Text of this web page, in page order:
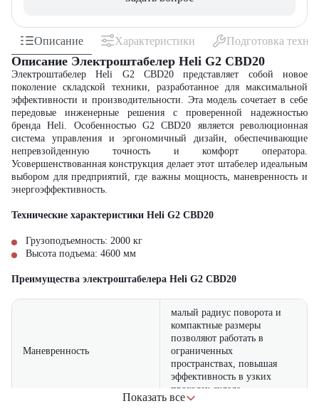
Описание Характеристики Подготовка
Описание Электроштабелер Heli G2 CBD20
Электроштабелер Heli G2 CBD20 представляет собой новое
поколение складской техники, разработанное для максимальной
эффективности и производительности. Эта модель сочетает в себе
передовые инженерные решения с проверенной надежностью
бренда Heli. Особенностью G2 CBD20 является революционная
система управления и эргономичный дизайн, обеспечивающие
непревзойденную точность и комфорт оператора.
Усовершенствованная конструкция делает этот штабелер идеальным
выбором для предприятий, где важны мощность, маневренность и
энергоэффективность.
Технические характеристики Heli G2 CBD20
Грузоподъемность: 2000 кг
Высота подъема: 4600 мм
Преимущества электроштабелера Heli G2 CBD20
Маневренность
малый радиус поворота и
компактные размеры
позволяют работать в
ограниченных
пространствах, повышая
эффективность в узких
проходах склада
Показать все